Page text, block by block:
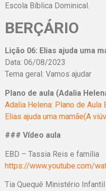
Escola Bíblica Dominical.
BERÇÁRIO
Lição 06: Elias ajuda uma
Data: 06/08/2023
Tema geral: Vamos ajudar
Plano de aula (Adalia
Adalia Helena: Plano de
Elias ajuda uma mamãe(A
### Vídeo aula
EBD – Tassia Reis e família
https://www.youtube.com/
Tia Quequê Ministério Infantil